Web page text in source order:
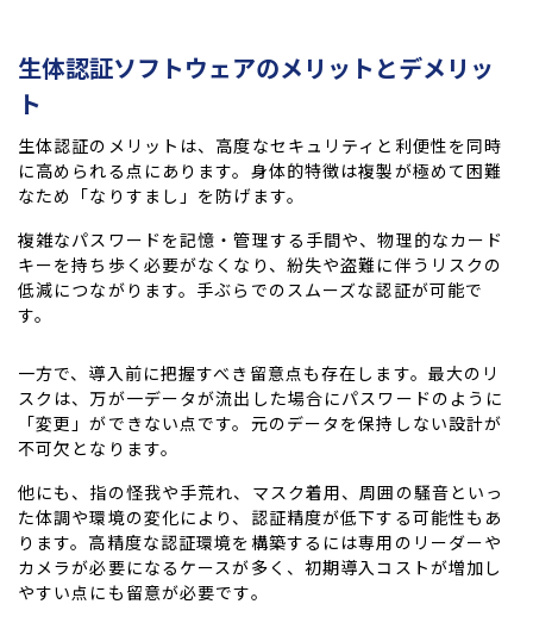
生体認証ソフトウェアのメリットとデメリッ
ト
生体認証のメリットは、高度なセキュリティと利便性を同時
に高められる点にあります。身体的特徴は複製が極めて困難
なため「なりすまし」を防げます。
複雑なパスワードを記憶・管理する手間や、物理的なカード
キーを持ち歩く必要がなくなり、紛失や盗難に伴うリスクの
低減につながります。手ぶらでのスムーズな認証が可能で
す。
一方で、導入前に把握すべき留意点も存在します。最大のリ
スクは、万が一データが流出した場合にパスワードのように
「変更」ができない点です。元のデータを保持しない設計が
不可欠となります。
他にも、指の怪我や手荒れ、マスク着用、周囲の騒音といっ
た体調や環境の変化により、認証精度が低下する可能性もあ
ります。高精度な認証環境を構築するには専用のリーダーや
カメラが必要になるケースが多く、初期導入コストが増加し
やすい点にも留意が必要です。